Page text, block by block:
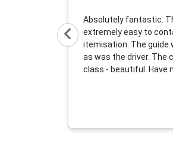
Absolutely fantastic.
extremely easy to
itemisation. The guide
as was the driver. The
class - beautiful. Have